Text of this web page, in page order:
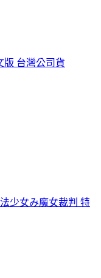
版 台灣公司貨
少女み魔女裁判 特